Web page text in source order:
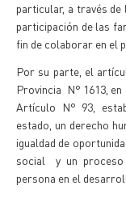
particular, a través
participación de las
fin de colaborar en el
Por su parte, el
Provincia N° 1613,
Artículo N° 93,
estado, un derecho
igualdad de
social y un proceso
persona en el